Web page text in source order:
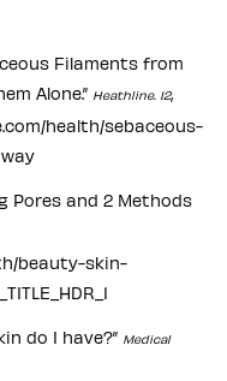
Filaments from
Alone.” Heathline. 12,
health/sebaceous-
Pores and 2 Methods
beauty-skin-
do I have?” Medical